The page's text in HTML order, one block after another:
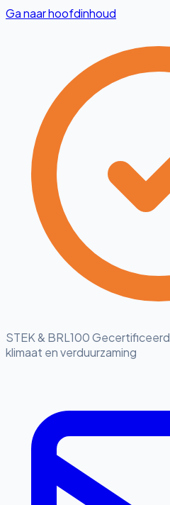
Ga naar hoofdinhoud
STEK & BRL100 Gecertificeerd
klimaat en verduurzaming